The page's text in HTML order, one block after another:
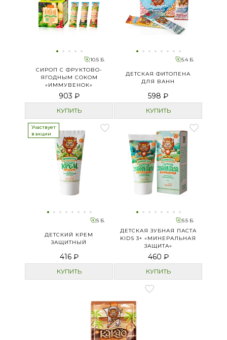
10.5 Б.
СИРОП С ФРУКТОВО-
ЯГОДНЫМ СОКОМ
«ИММУВЕНОК»
903 ₽
КУПИТЬ
5.4 Б.
ДЕТСКАЯ ФИТОПЕНА
ДЛЯ ВАНН
598 ₽
КУПИТЬ
Участвует
в акции
5 Б.
ДЕТСКИЙ КРЕМ
ЗАЩИТНЫЙ
416 ₽
КУПИТЬ
5.5 Б.
ДЕТСКАЯ ЗУБНАЯ ПАСТА
KIDS 3+ «МИНЕРАЛЬНАЯ
ЗАЩИТА»
460 ₽
КУПИТЬ